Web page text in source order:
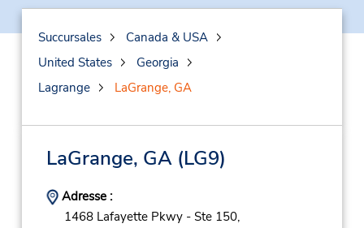
Succursales
Canada & USA
United States
Georgia
Lagrange
LaGrange, GA
LaGrange, GA(LG9)
Adresse :
1468 Lafayette Pkwy - Ste 150,